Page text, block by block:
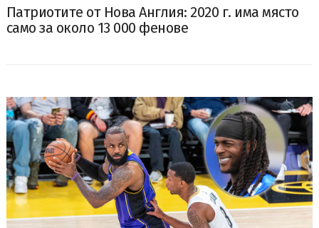
Патриотите от Нова Англия: 2020 г. има място
само за около 13 000 фенове